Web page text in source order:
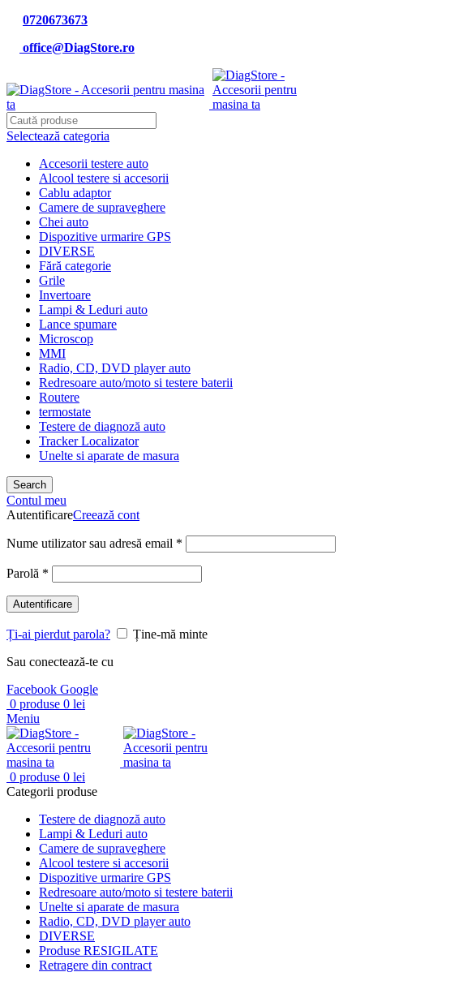
0720673673
office@DiagStore.ro
Selectează categoria
Accesorii testere auto
Alcool testere si accesorii
Cablu adaptor
Camere de supraveghere
Chei auto
Dispozitive urmarire GPS
DIVERSE
Fără categorie
Grile
Invertoare
Lampi & Leduri auto
Lance spumare
Microscop
MMI
Radio, CD, DVD player auto
Redresoare auto/moto si testere baterii
Routere
termostate
Testere de diagnoză auto
Tracker Localizator
Unelte si aparate de masura
Search
Contul meu
AutentificareCreează cont
Nume utilizator sau adresă email *
Parolă *
Autentificare
Ți-ai pierdut parola?
Ține-mă minte
Sau conectează-te cu
Facebook Google
0 produse 0 lei
Meniu
0 produse 0 lei
Categorii produse
Testere de diagnoză auto
Lampi & Leduri auto
Camere de supraveghere
Alcool testere si accesorii
Dispozitive urmarire GPS
Redresoare auto/moto si testere baterii
Unelte si aparate de masura
Radio, CD, DVD player auto
DIVERSE
Produse RESIGILATE
Retragere din contract